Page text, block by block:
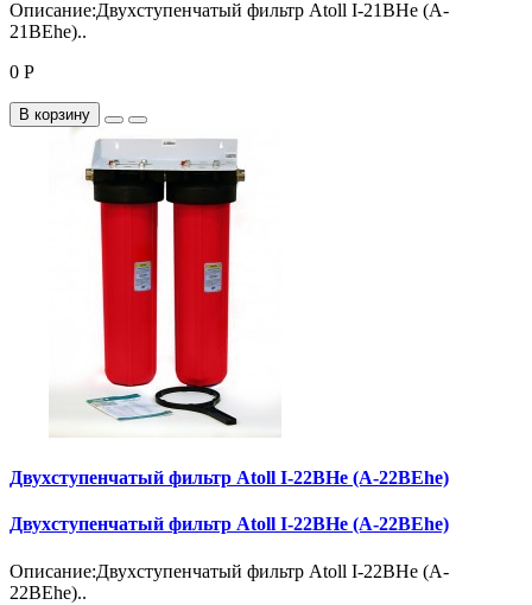
Описание:Двухступенчатый фильтр Atoll I-21BHe (A-
21BEhe)..
0 Р
В корзину
Двухступенчатый фильтр Atoll I-22BHe (A-22BEhe)
Двухступенчатый фильтр Atoll I-22BHe (A-22BEhe)
Описание:Двухступенчатый фильтр Atoll I-22BHe (A-
22BEhe)..